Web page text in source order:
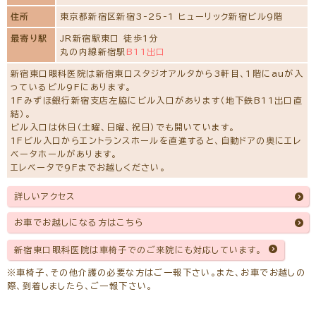
住所 東京都新宿区新宿3-25-1 ヒューリック新宿ビル9階
最寄り駅
JR新宿駅東口 徒歩1分
丸の内線新宿駅 B11出口
新宿東口眼科医院は新宿東口スタジオアルタから3軒目、1階にauが入
っているビル9Fにあります。
1Fみずほ銀行新宿支店左脇にビル入口があります（地下鉄B11出口直
結）。
ビル入口は休日（土曜、日曜、祝日）でも開いています。
1Fビル入口からエントランスホールを直進すると、自動ドアの奥にエレ
ベータホールがあります。
エレベータで9Fまでお越しください。
詳しいアクセス
お車でお越しになる方はこちら
新宿東口眼科医院は車椅子でのご来院にも対応しています。
※車椅子、その他介護の必要な方はご一報下さい。また、お車でお越しの
際、到着しましたら、ご一報下さい。